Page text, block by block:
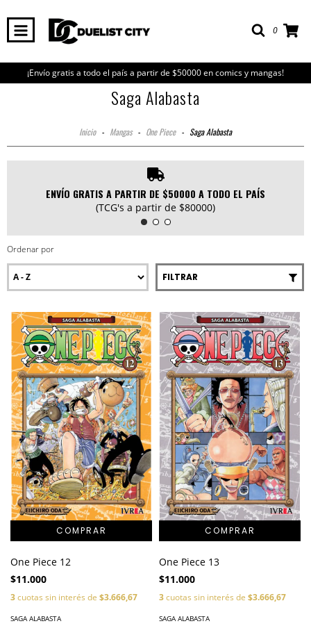
0
¡Envío gratis a todo el país a partir de $50000 en comics y mangas!
Saga Alabasta
Inicio - Mangas - One Piece - Saga Alabasta
ENVÍO GRATIS A PARTIR DE $50000 A TODO EL PAÍS
(TCG's a partir de $80000)
Ordenar por
FILTRAR
One Piece 12
$11.000
3cuotas sin interés de $3.666,67
SAGA ALABASTA
One Piece 13
$11.000
3cuotas sin interés de $3.666,67
SAGA ALABASTA